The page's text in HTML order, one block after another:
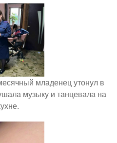
младенец утонул в
музыку и танцевала на